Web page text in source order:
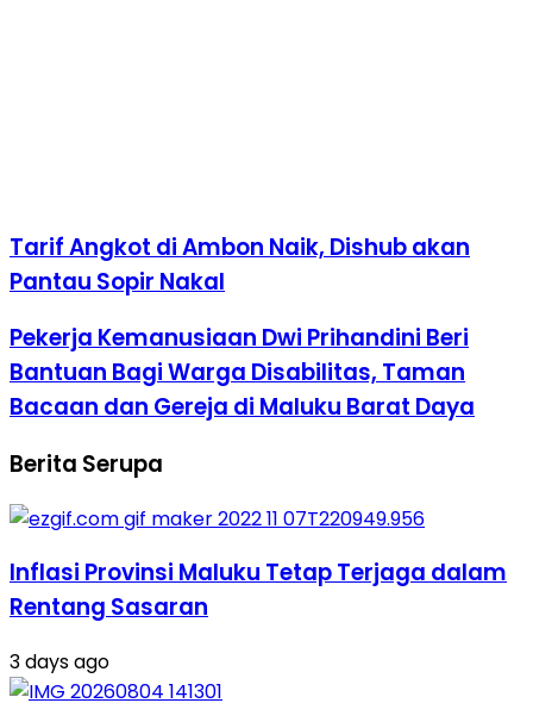
Tarif Angkot di Ambon Naik, Dishub akan
Pantau Sopir Nakal
Pekerja Kemanusiaan Dwi Prihandini Beri
Bantuan Bagi Warga Disabilitas, Taman
Bacaan dan Gereja di Maluku Barat Daya
Berita Serupa
Inflasi Provinsi Maluku Tetap Terjaga dalam
Rentang Sasaran
3 days ago